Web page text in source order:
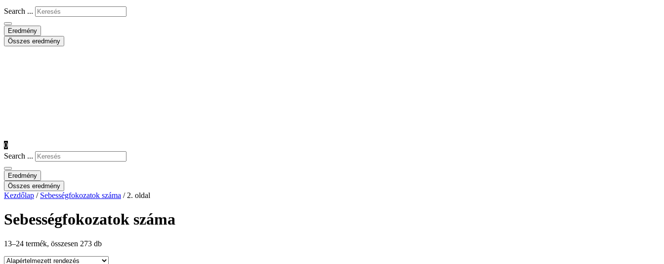
Search ...
Eredmény
Összes eredmény
0
Search ...
Eredmény
Összes eredmény
Kezdőlap / Sebességfokozatok száma / 2. oldal
Sebességfokozatok száma
13–24 termék, összesen 273 db